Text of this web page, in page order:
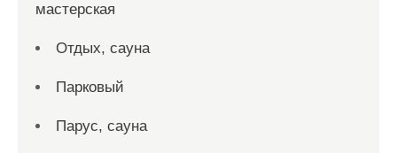
мастерская
Отдых, сауна
Парковый
Парус, сауна